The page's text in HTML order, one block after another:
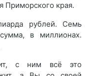
Приморского края.
рублей. Семь
в миллионах.
с ним всё это